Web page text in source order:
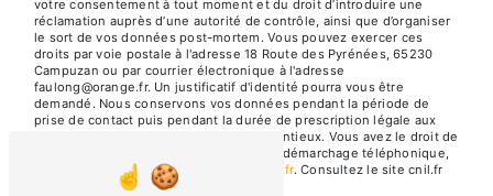
votre consentement à tout moment et du droit d’introduire une
réclamation auprès d’une autorité de contrôle, ainsi que d’organiser
le sort de vos données post-mortem. Vous pouvez exercer ces
droits par voie postale à l'adresse 18 Route des Pyrénées, 65230
Campuzan ou par courrier électronique à l'adresse
faulong@orange.fr. Un justificatif d'identité pourra vous être
demandé. Nous conservons vos données pendant la période de
prise de contact puis pendant la durée de prescription légale aux
fins probatoires et de gestion des contentieux. Vous avez le droit de
vous inscrire sur la liste d'opposition au démarchage téléphonique,
disponible à cette adresse:
Bloctel.gouv.fr. Consultez le site cnil.fr
pour plus d’informations sur vos droits.